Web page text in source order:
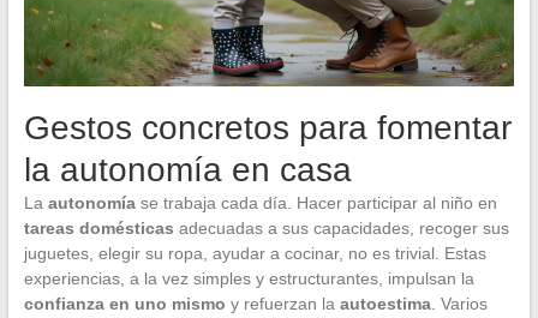
Gestos concretos para fomentar
la autonomía en casa
La autonomíase trabaja cada día. Hacer participar al niño en
tareas domésticas adecuadas a sus capacidades, recoger sus
juguetes, elegir su ropa, ayudar a cocinar, no es trivial. Estas
experiencias, a la vez simples y estructurantes, impulsan la
confianza en uno mismo y refuerzan la autoestima. Varios